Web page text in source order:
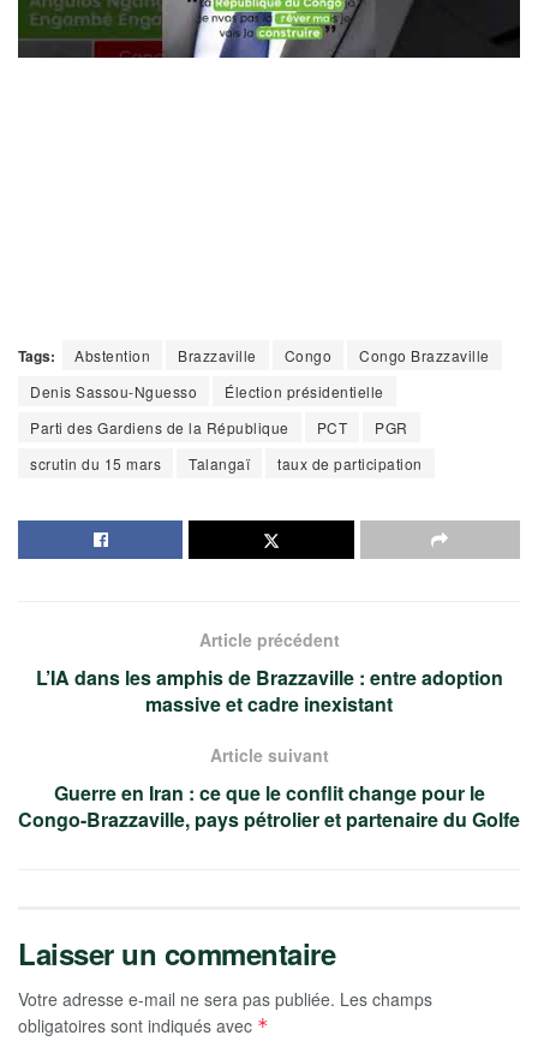
Tags: Abstention Brazzaville Congo
Congo Brazzaville
Denis Sassou-Nguesso
Élection présidentielle
Parti des Gardiens de la République
PCT
PGR
scrutin du 15 mars
Talangaï taux de participation
Article précédent
L’IA dans les amphis de Brazzaville : entre adoption
massive et cadre inexistant
Article suivant
Guerre en Iran : ce que le conflit change pour le
Congo-Brazzaville, pays pétrolier et partenaire du Golfe
Laisser un commentaire
Votre adresse e-mail ne sera pas publiée. Les champs
obligatoires sont indiqués avec *